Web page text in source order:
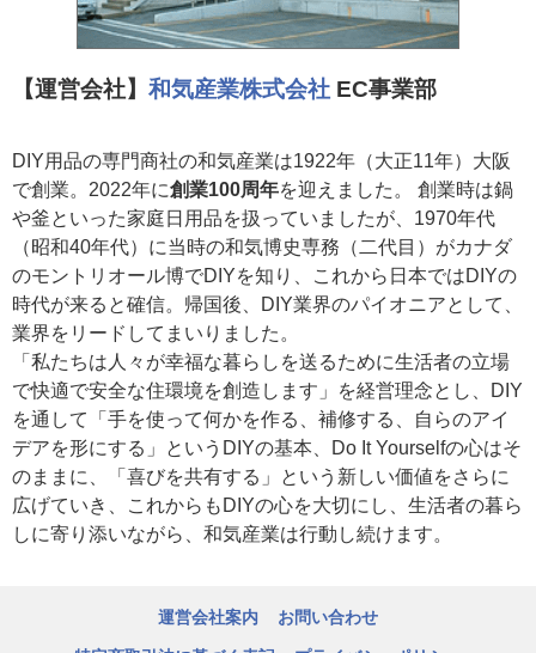
【運営会社】 和気産業株式会社 EC事業部
DIY用品の専門商社の和気産業は1922年（大正11年）大阪
で創業。2022年に創業100周年を迎えました。 創業時は鍋
や釜といった家庭日用品を扱っていましたが、1970年代
（昭和40年代）に当時の和気博史専務（二代目）がカナダ
のモントリオール博でDIYを知り、これから日本ではDIYの
時代が来ると確信。帰国後、DIY業界のパイオニアとして、
業界をリードしてまいりました。
「私たちは人々が幸福な暮らしを送るために生活者の立場
で快適で安全な住環境を創造します」を経営理念とし、DIY
を通して「手を使って何かを作る、補修する、自らのアイ
デアを形にする」というDIYの基本、Do It Yourselfの心はそ
のままに、「喜びを共有する」という新しい価値をさらに
広げていき、これからもDIYの心を大切にし、生活者の暮ら
しに寄り添いながら、和気産業は行動し続けます。
運営会社案内 お問い合わせ